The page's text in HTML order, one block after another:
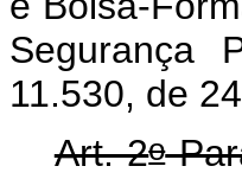
Segurança
11.530, de
Art. 2o